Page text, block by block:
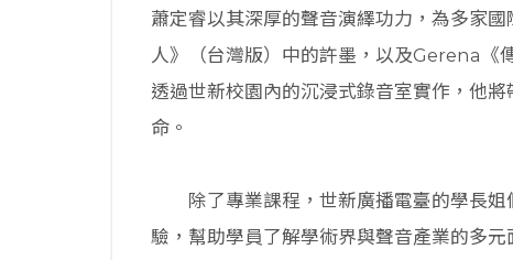
蕭定睿以其深厚的聲音演繹功力，為多家
人》（台灣版）中的許墨，以及Gerena《
透過世新校園內的沉浸式錄音室實作，他
命。
除了專業課程，世新廣播電臺的學長姐
驗，幫助學員了解學術界與聲音產業的多